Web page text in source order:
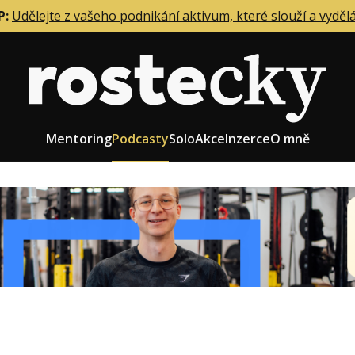
Udělejte z vašeho podnikání aktivum, které slouží a
MentoringPodcastySoloAkceInzerceO mně
firmy
zaměstnanců
Role zakladatele/CEO
Růst firmy